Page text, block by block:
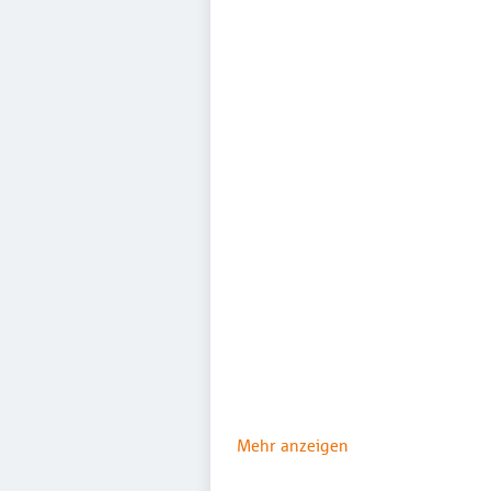
Mehr anzeigen